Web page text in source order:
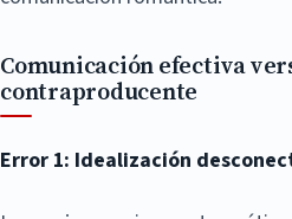
Comunicación efectiva
contraproducente
Error 1: Idealización